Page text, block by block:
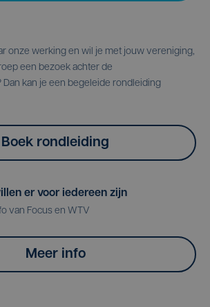
onze werking en wil je met jouw vereniging,
een bezoek achter de
kan je een begeleide rondleiding
Boek rondleiding
er voor iedereen zijn
van Focus en WTV
Meer info